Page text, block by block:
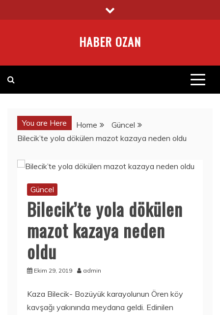
to
HABER OZAN
You are Here Home
Güncel
Bilecik’te yola dökülen mazot kazaya neden oldu
Güncel
Bilecik’te yola dökülen
mazot kazaya neden
oldu
Ekim 29, 2019 admin
Kaza Bilecik- Bozüyük karayolunun Ören köy
kavşağı yakınında meydana geldi. Edinilen